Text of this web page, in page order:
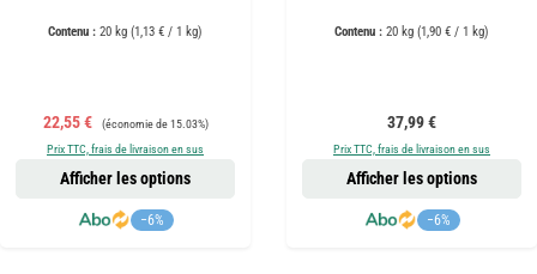
Contenu : 20 kg (1,13 € / 1 kg)
Prix de vente :
22,55 € Prix régulier :
(économie de 15.03%)
Prix TTC, frais de livraison en sus
−6%
Afficher les options
Contenu : 20 kg (1,90 € / 1 kg)
Prix régulier :
37,99 €
Prix TTC, frais de livraison en sus
−6%
Afficher les options